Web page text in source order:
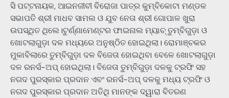
ସି ପଟ୍ଟନାୟକ, ଆଇନଜୀବୀ ବିରୋଜା ପାତ୍ର କୁମ୍ବିକୋଟା ମଣ୍ଡଳ
ସଭାପତି ଶ୍ରୀ ମାଧବ ସାମଲ ଓ ଯୁବ ନେତା ଶ୍ରୀ ଗୋପାଳ ଖୁରା
ଉପସ୍ଥିତ ଥିଲେ।ଟୁର୍ଣ୍ଣାମେଣ୍ଟର ଫାଇନାଲ ମ୍ୟାଚ୍ ତୁମ୍ବିଗୁଡ଼ା ଓ
ଖୋଟଲାଗୁଡ଼ା ଦଳ ମଧ୍ୟରେ ଅନୁଷ୍ଠିତ ହୋଇଥିଲା। ରୋମାଞ୍ଚକର
ମୁକାବିଲାରେ ତୁମ୍ବିଗୁଡ଼ା ଦଳ ବିଜେତା ହୋଇଥିବା ବେଳେ ଖୋଟଲାଗୁଡ଼ା
ଦଳ ରନର୍ସ-ଅପ୍ ହୋଇଥିଲା। ବିଜେତା ତୁମ୍ବିଗୁଡ଼ା ଦଳକୁ ଟ୍ରଫି ସହ
ନଗଦ ପୁରସ୍କାର ପ୍ରଦାନ ଏବଂ ରନର୍ସ-ଅପ୍ ଦଳକୁ ମଧ୍ୟ ଟ୍ରଫି ଓ
ନଗଦ ପୁରସ୍କାର ପ୍ରଦାନ ଅତିଥି ମାନଙ୍କ ଦ୍ୱାରା ବିତରଣ